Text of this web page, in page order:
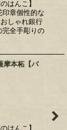
はんこ】
章個性的な
しゃれ銀行
完全手彫りの
摩本柘【バ
はんこ】